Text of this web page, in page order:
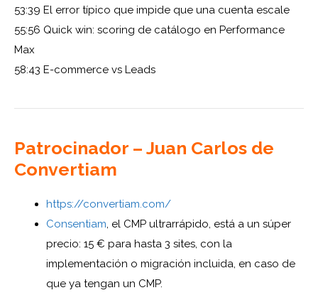
53:39 El error típico que impide que una cuenta escale
55:56 Quick win: scoring de catálogo en Performance
Max
58:43 E-commerce vs Leads
Patrocinador – Juan Carlos de
Convertiam
https://convertiam.com/
Consentiam , el CMP ultrarrápido, está a un súper
precio: 15 € para hasta 3 sites, con la
implementación o migración incluida, en caso de
que ya tengan un CMP.